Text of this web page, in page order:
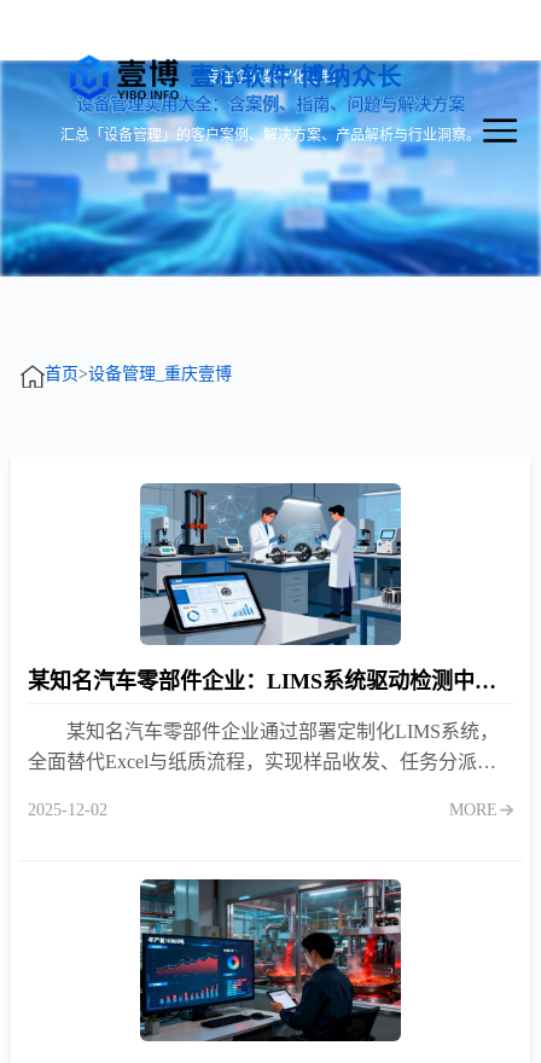
壹心软件 博纳众长
专注企业数字化定制
设备管理实用大全：含案例、指南、问题与解决方案
汇总「设备管理」的客户案例、解决方案、产品解析与行业洞察。
首页>设备管理_重庆壹博
某知名汽车零部件企业：LIMS系统驱动检测中心全流程数字化转型
某知名汽车零部件企业通过部署定制化LIMS系统，
全面替代Excel与纸质流程，实现样品收发、任务分派、
理，显著提升检测效率与CNAS/CMA合规能力。
2025-12-02 MORE